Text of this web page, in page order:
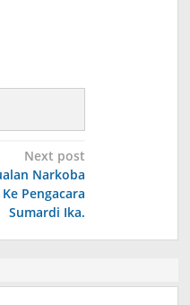
Next post
Narkoba
Pengacara
Sumardi Ika.